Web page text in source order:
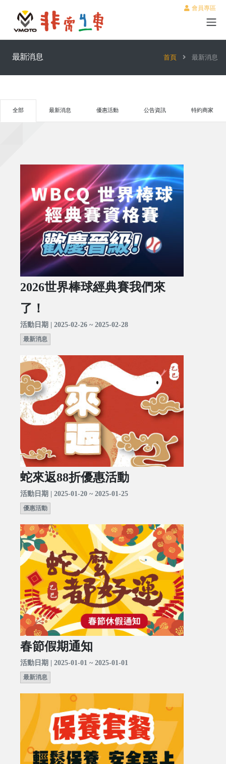
會員專區
最新消息 首頁 最新消息
全部 最新消息 優惠活動 公告資訊 特約商家
2026世界棒球經典賽我們來
了！
活動日期 | 2025-02-26 ~ 2025-02-28
最新消息
蛇來返88折優惠活動
活動日期 | 2025-01-20 ~ 2025-01-25
優惠活動
春節假期通知
活動日期 | 2025-01-01 ~ 2025-01-01
最新消息